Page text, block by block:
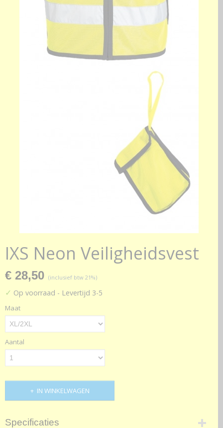
IXS Neon Veiligheidsvest
€ 28,50 (inclusief btw 21%)
✓ Op voorraad - Levertijd 3-5
Maat
Aantal
IN WINKELWAGEN
Specificaties